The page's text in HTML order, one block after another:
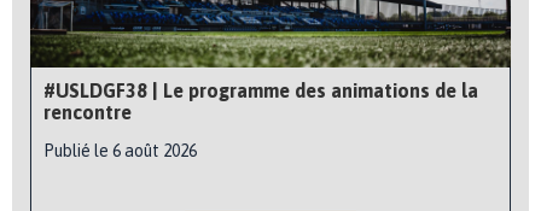
#USLDGF38 | Le programme des animations de la
rencontre
Publié le 6 août 2026